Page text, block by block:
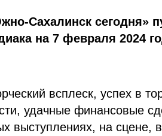
Сахалинск сегодня»
на 7 февраля 2024
всплеск, успех в
удачные финансовые
выступлениях, на сцене,